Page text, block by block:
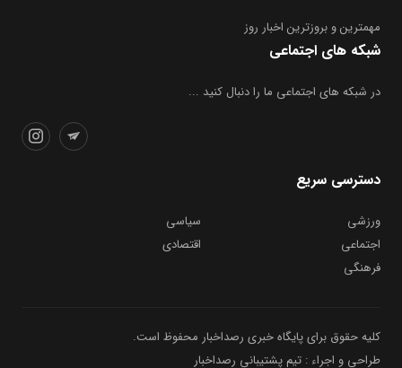
مهمترین و بروز‌ترین اخبار روز
شبکه های اجتماعی
در شبکه های اجتماعی ما را دنبال کنید ...
دسترسی سریع
ورزشی
سیاسی
اجتماعی
اقتصادی
فرهنگی
کلیه حقوق برای پایگاه خبری رصداخبار محفوظ است.
طراحی و اجراء : تیم پشتیبانی رصداخبار